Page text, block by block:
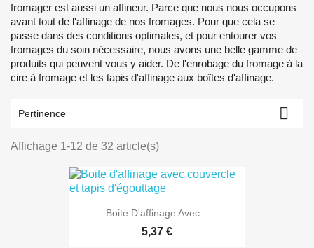
fromager est aussi un affineur. Parce que nous nous occupons
avant tout de l'affinage de nos fromages. Pour que cela se
passe dans des conditions optimales, et pour entourer vos
fromages du soin nécessaire, nous avons une belle gamme de
produits qui peuvent vous y aider. De l'enrobage du fromage à la
cire à fromage et les tapis d'affinage aux boîtes d'affinage.
Pertinence 
Affichage 1-12 de 32 article(s)
Boite D'affinage Avec...
5,37 €